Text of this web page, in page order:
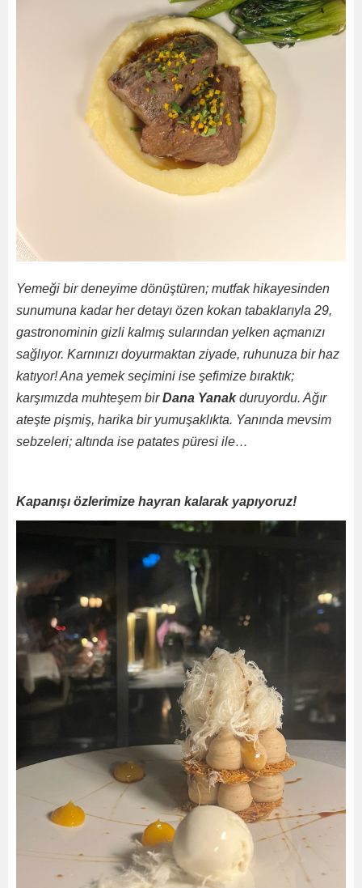
Yemeği bir deneyime dönüştüren; mutfak hikayesinden
sunumuna kadar her detayı özen kokan tabaklarıyla 29,
gastronominin gizli kalmış sularından yelken açmanızı
sağlıyor. Karnınızı doyurmaktan ziyade, ruhunuza bir haz
katıyor! Ana yemek seçimini ise şefimize bıraktık;
karşımızda muhteşem birDana Yanakduruyordu. Ağır
ateşte pişmiş, harika bir yumuşaklıkta. Yanında mevsim
sebzeleri; altında ise patates püresi ile…
Kapanışı özlerimize hayran kalarak yapıyoruz!